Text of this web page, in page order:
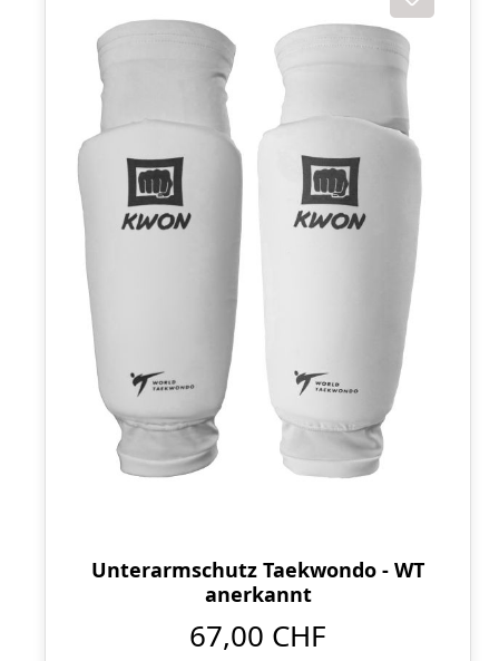
Unterarmschutz Taekwondo - WT
anerkannt
67,00 CHF